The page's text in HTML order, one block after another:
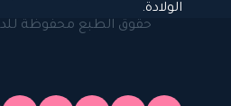
الولادة.
حقوق الطبع محفوظة